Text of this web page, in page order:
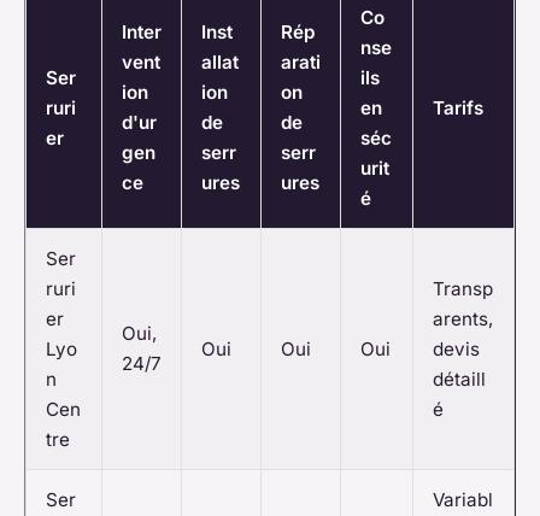
Ser
ruri
er
Inter
vent
ion
d'ur
gen
ce
Inst
allat
ion
de
serr
ures
Rép
arati
on
de
serr
ures
Co
nse
ils
en
séc
urit
é
Tarifs
Ser
ruri
er
Lyo
n
Cen
tre
Oui,
24/7
Oui Oui Oui
Transp
arents,
devis
détaill
é
Ser
Variabl